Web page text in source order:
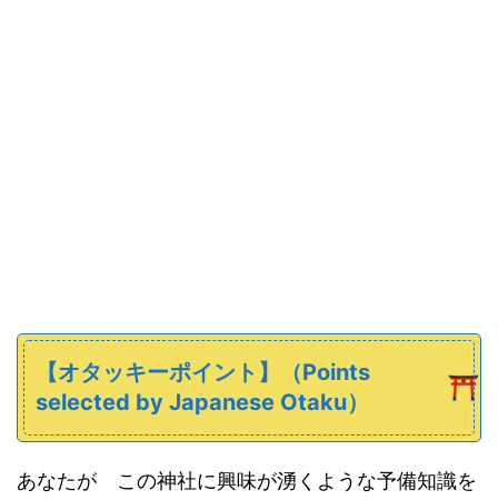
【オタッキーポイント】 （Points
selected by Japanese Otaku）
あなたが この神社に興味が湧くような予備知識を